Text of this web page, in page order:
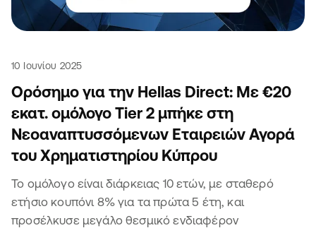
10 Ιουνίου 2025
Ορόσημο για την Hellas Direct: Με €20
εκατ. ομόλογο Tier 2 μπήκε στη
Νεοαναπτυσσόμενων Εταιρειών Αγορά
του Χρηματιστηρίου Κύπρου
Το ομόλογο είναι διάρκειας 10 ετών, με σταθερό
ετήσιο κουπόνι 8% για τα πρώτα 5 έτη, και
προσέλκυσε μεγάλο θεσμικό ενδιαφέρον